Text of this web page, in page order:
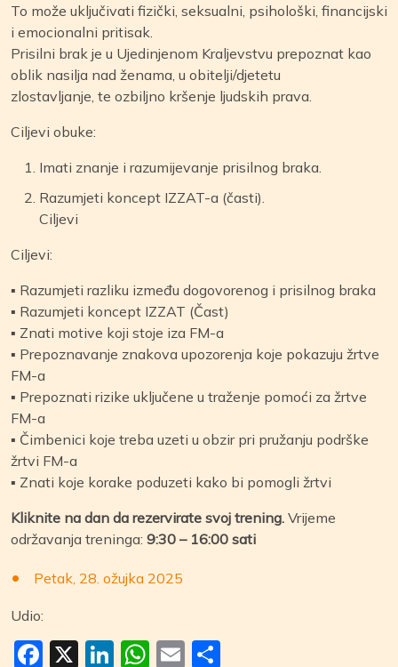
To može uključivati fizički, seksualni, psihološki, financijski
i emocionalni pritisak.
Prisilni brak je u Ujedinjenom Kraljevstvu prepoznat kao
oblik nasilja nad ženama, u obitelji/djetetu
zlostavljanje, te ozbiljno kršenje ljudskih prava.
Ciljevi obuke:
Imati znanje i razumijevanje prisilnog braka.
Razumjeti koncept IZZAT-a (časti).
Ciljevi
Ciljevi:
▪ Razumjeti razliku između dogovorenog i prisilnog braka
▪ Razumjeti koncept IZZAT (Čast)
▪ Znati motive koji stoje iza FM-a
▪ Prepoznavanje znakova upozorenja koje pokazuju žrtve
FM-a
▪ Prepoznati rizike uključene u traženje pomoći za žrtve
FM-a
▪ Čimbenici koje treba uzeti u obzir pri pružanju podrške
žrtvi FM-a
▪ Znati koje korake poduzeti kako bi pomogli žrtvi
Kliknite na dan da rezervirate svoj trening. Vrijeme
održavanja treninga: 9:30 – 16:00 sati
Petak, 28. ožujka 2025
Udio:
Facebook
X LinkedIn
WhatsApp
Email